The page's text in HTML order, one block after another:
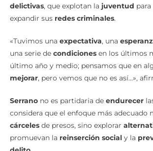
expandir susredes criminales.
una serie decondicionesen los últimos
último año y medio; pensamos que en
mejorar, pero vemos que no es así…»,
considera que el enfoque más adecuado
cárcelesde presos, sino explorar
promuevan lareinserción social y la
delito